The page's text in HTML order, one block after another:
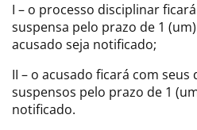
I – o processo disciplinar
suspensa pelo prazo de 1
acusado seja notificado;
II – o acusado ficará com
suspensos pelo prazo de 1
notificado.